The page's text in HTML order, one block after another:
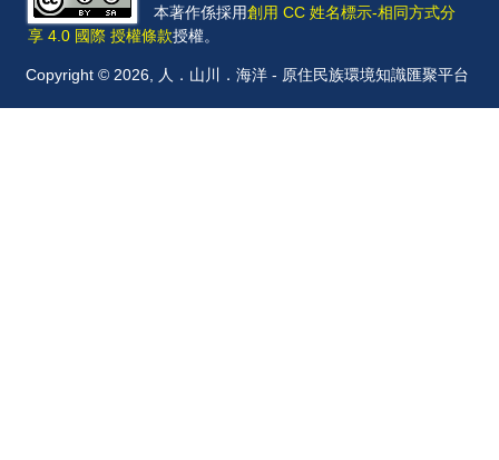
本著作係採用創用 CC 姓名標示-相同方式分
享 4.0 國際 授權條款授權。
Copyright © 2026, 人．山川．海洋 - 原住民族環境知識匯聚平台